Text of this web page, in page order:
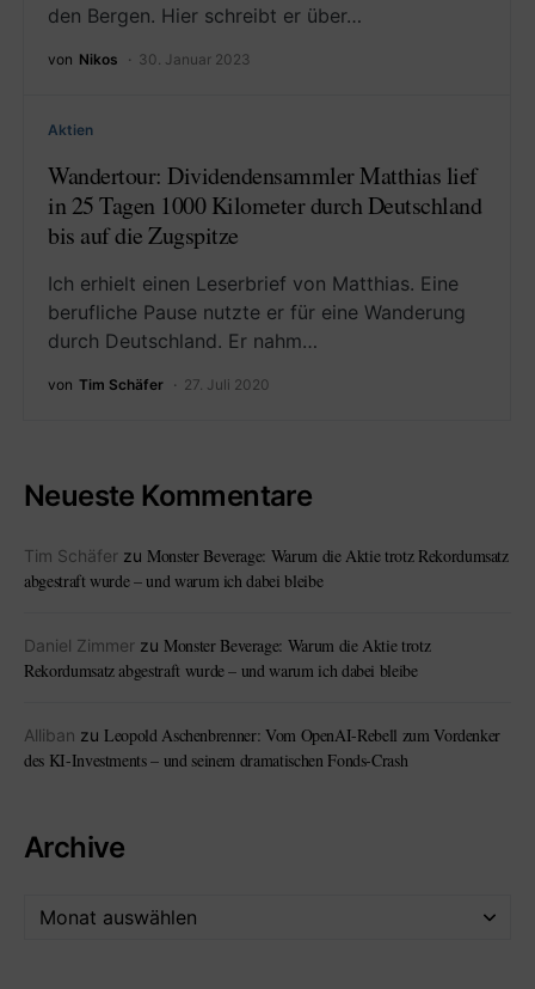
den Bergen. Hier schreibt er über…
von Nikos 30. Januar 2023
Aktien
Wandertour: Dividendensammler Matthias lief
in 25 Tagen 1000 Kilometer durch Deutschland
bis auf die Zugspitze
Ich erhielt einen Leserbrief von Matthias. Eine
berufliche Pause nutzte er für eine Wanderung
durch Deutschland. Er nahm…
von Tim Schäfer 27. Juli 2020
Neueste Kommentare
Tim Schäfer zu Monster Beverage: Warum die Aktie trotz Rekordumsatz
abgestraft wurde – und warum ich dabei bleibe
Daniel Zimmer zu Monster Beverage: Warum die Aktie trotz
Rekordumsatz abgestraft wurde – und warum ich dabei bleibe
Alliban zu Leopold Aschenbrenner: Vom OpenAI-Rebell zum Vordenker
des KI-Investments – und seinem dramatischen Fonds-Crash
Archive